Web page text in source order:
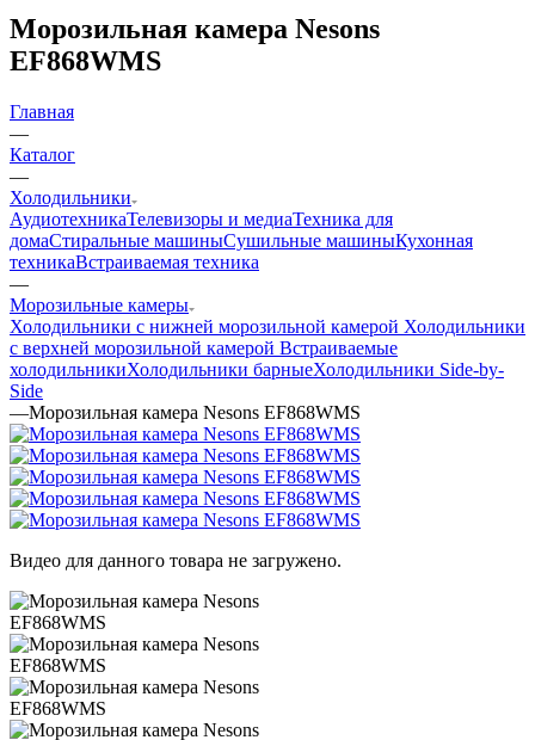
Морозильная камера Nesons
EF868WMS
Главная
—
Каталог
—
Холодильники
АудиотехникаТелевизоры и медиаТехника для
домаСтиральные машиныСушильные машиныКухонная
техникаВстраиваемая техника
—
Морозильные камеры
Холодильники с нижней морозильной камерой Холодильники
с верхней морозильной камерой Встраиваемые
холодильникиХолодильники барныеХолодильники Side-by-
Side
—Морозильная камера Nesons EF868WMS
Видео для данного товара не загружено.